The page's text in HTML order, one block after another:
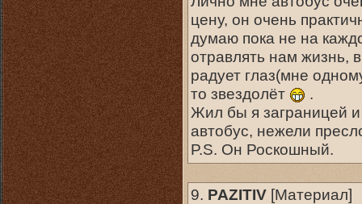
цену, он очень
думаю пока не на
отравлять нам жизнь,
радует глаз(мне
то звездолёт
.
Жил бы я заграницей
автобус, нежели
P.S. Он Роскошный.
9. PAZITIV [Материал]